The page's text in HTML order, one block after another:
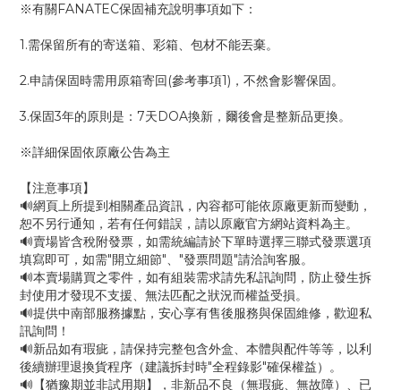
※有關FANATEC保固補充說明事項如下：
1.需保留所有的寄送箱、彩箱、包材不能丟棄。
2.申請保固時需用原箱寄回(參考事項1)，不然會影響保固。
3.保固3年的原則是：7天DOA換新，爾後會是整新品更換。
※詳細保固依原廠公告為主
【注意事項】
🔊網頁上所提到相關產品資訊，內容都可能依原廠更新而變動，
恕不另行通知，若有任何錯誤，請以原廠官方網站資料為主。
🔊賣場皆含稅附發票，如需統編請於下單時選擇三聯式發票選項
填寫即可，如需"開立細節"、"發票問題"請洽詢客服。
🔊本賣場購買之零件，如有組裝需求請先私訊詢問，防止發生拆
封使用才發現不支援、無法匹配之狀況而權益受損。
🔊提供中南部服務據點，安心享有售後服務與保固維修，歡迎私
訊詢問！
🔊新品如有瑕疵，請保持完整包含外盒、本體與配件等等，以利
後續辦理退換貨程序（建議拆封時"全程錄影"確保權益）。
🔊【猶豫期並非試用期】，非新品不良（無瑕疵、無故障）、已